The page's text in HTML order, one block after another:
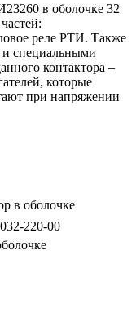
в оболочке 32
реле РТИ. Также
и специальными
контактора –
которые
при напряжении
в оболочке
220-00